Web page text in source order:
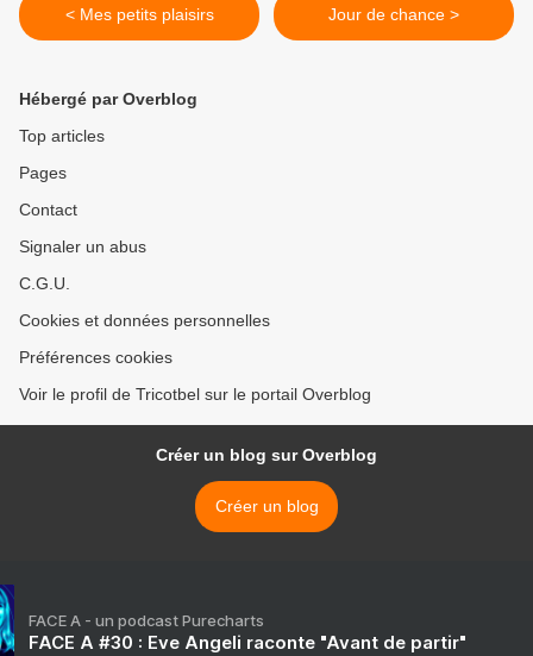
< Mes petits plaisirs Jour de chance >
Hébergé par Overblog
Top articles
Pages
Contact
Signaler un abus
C.G.U.
Cookies et données personnelles
Préférences cookies
Voir le profil de Tricotbel sur le portail Overblog
Créer un blog sur Overblog
Créer un blog
FACE A - un podcast Purecharts
FACE A #30 : Eve Angeli raconte "Avant de partir"